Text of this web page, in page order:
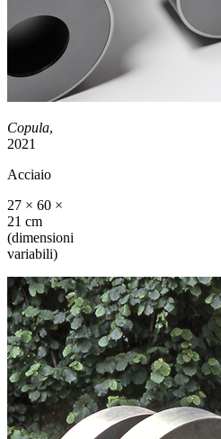
Copula,
2021
Acciaio
27 × 60 ×
21 cm
(dimensioni
variabili)